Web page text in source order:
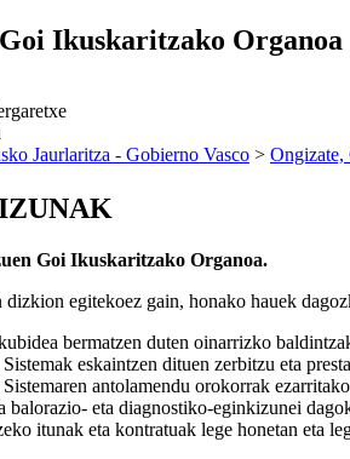
Ikuskaritzako Organoa
Jaurlaritza - Gobierno Vasco > Ongizate,
Goi Ikuskaritzako Organoa.
dizkion egitekoez gain, honako hauek
bermatzen duten oinarrizko
eskaintzen dituen zerbitzu eta
antolamendu orokorrak
balorazio- eta diagnostiko-eginkizunei
itunak eta kontratuak lege honetan eta